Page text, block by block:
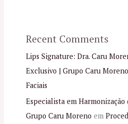
Recent Comments
Lips Signature: Dra. Caru
Exclusivo | Grupo Caru Moreno
Faciais
Especialista em Harmonização
Grupo Caru Moreno em